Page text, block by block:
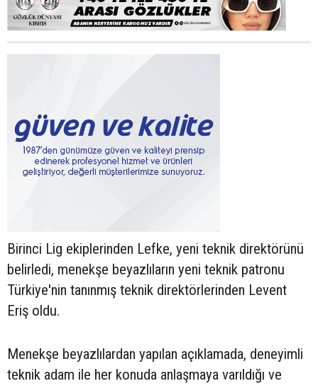
Birinci Lig ekiplerinden Lefke, yeni teknik direktörünü
belirledi, menekşe beyazlıların yeni teknik patronu
Türkiye'nin tanınmış teknik direktörlerinden Levent
Eriş oldu.
Menekşe beyazlılardan yapılan açıklamada, deneyimli
teknik adam ile her konuda anlaşmaya varıldığı ve